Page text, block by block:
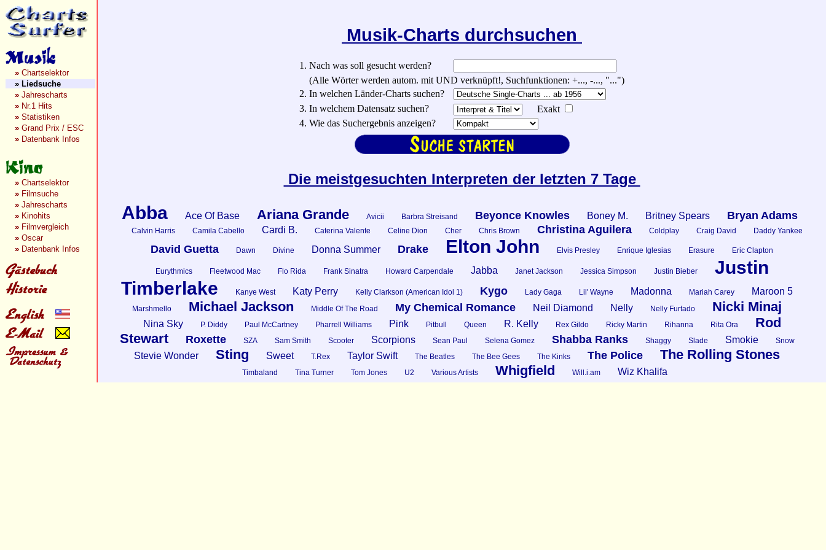
» Chartselektor
» Liedsuche
» Jahrescharts
» Nr.1 Hits
» Statistiken
» Grand Prix / ESC
» Datenbank Infos
» Chartselektor
» Filmsuche
» Jahrescharts
» Kinohits
» Filmvergleich
» Oscar
» Datenbank Infos
Musik-Charts durchsuchen
1. Nach was soll gesucht werden?
(Alle Wörter werden autom. mit UND verknüpft!, Suchfunktionen: +..., -..., "...")
2. In welchen Länder-Charts suchen?
3. In welchem Datensatz suchen?
Exakt
4. Wie das Suchergebnis anzeigen?
Die meistgesuchten Interpreten der letzten 7 Tage
Abba Ace Of Base Ariana Grande Avicii Barbra Streisand Beyonce Knowles Boney M. Britney Spears Bryan Adams
Calvin Harris Camila Cabello Cardi B. Caterina Valente Celine Dion Cher Chris Brown Christina Aguilera Coldplay Craig David Daddy Yankee
David Guetta Dawn Divine Donna Summer Drake Elton John Elvis Presley Enrique Iglesias Erasure Eric Clapton
Eurythmics Fleetwood Mac Flo Rida Frank Sinatra Howard Carpendale Jabba Janet Jackson Jessica Simpson Justin Bieber
Justin
Timberlake
Kanye West Katy Perry Kelly Clarkson (American Idol 1) Kygo Lady Gaga Lil' Wayne Madonna Mariah Carey Maroon 5
Marshmello Michael Jackson Middle Of The Road My Chemical Romance Neil Diamond Nelly Nelly Furtado Nicki Minaj
Nina Sky P. Diddy Paul McCartney Pharrell Williams Pink Pitbull Queen R. Kelly Rex Gildo Ricky Martin Rihanna Rita Ora
Rod
Stewart
Roxette SZA Sam Smith Scooter Scorpions Sean Paul Selena Gomez Shabba Ranks Shaggy Slade Smokie Snow
Stevie Wonder Sting Sweet T.Rex Taylor Swift The Beatles The Bee Gees The Kinks The Police The Rolling Stones
Timbaland Tina Turner Tom Jones U2 Various Artists Whigfield Will.i.am Wiz Khalifa